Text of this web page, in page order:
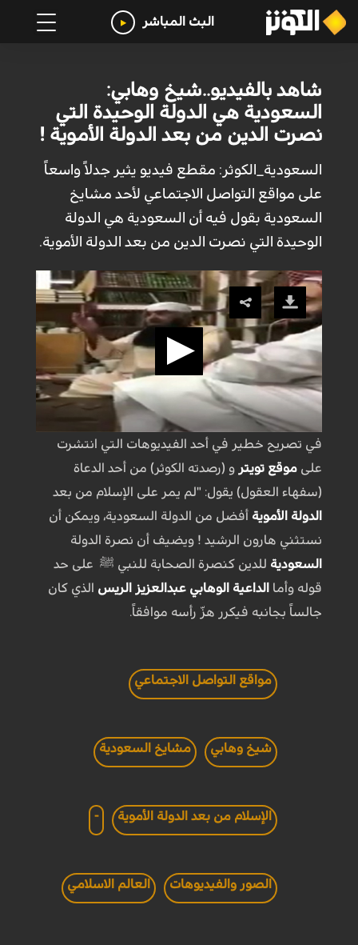
البث المباشر
شاهد بالفيديو..شيخ وهابي:
السعودية هي الدولة الوحيدة التي
نصرت الدين من بعد الدولة الأموية !
السعودية_الكوثر: مقطع فيديو يثير جدلاً واسعاً
على مواقع التواصل الاجتماعي لأحد مشايخ
السعودية بقول فيه أن السعودية هي الدولة
الوحيدة التي نصرت الدين من بعد الدولة الأموية.
في تصريح خطير في أحد الفيديوهات التي انتشرت
على موقع تويتر و (رصدته الكوثر) من أحد الدعاة
(سفهاء العقول) يقول: "لم يمر على الإسلام من بعد
الدولة الأموية أفضل من الدولة السعودية، ويمكن أن
نستثني هارون الرشيد ! ويضيف أن نصرة الدولة
السعودية للدين كنصرة الصحابة للنبي ﷺ على حد
قوله وأما الداعية الوهابي عبدالعزيز الريس الذي كان
جالساً بجانبه فيكرر هزّ رأسه موافقاً.
مواقع التواصل الاجتماعي
شيخ وهابي مشايخ السعودية
الإسلام من بعد الدولة الأموية -
الصور والفيديوهات العالم الاسلامي